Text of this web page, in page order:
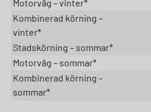
Motorväg – vinter*
Kombinerad körning –
vinter*
Stadskörning – sommar*
Motorväg – sommar*
Kombinerad körning –
sommar*